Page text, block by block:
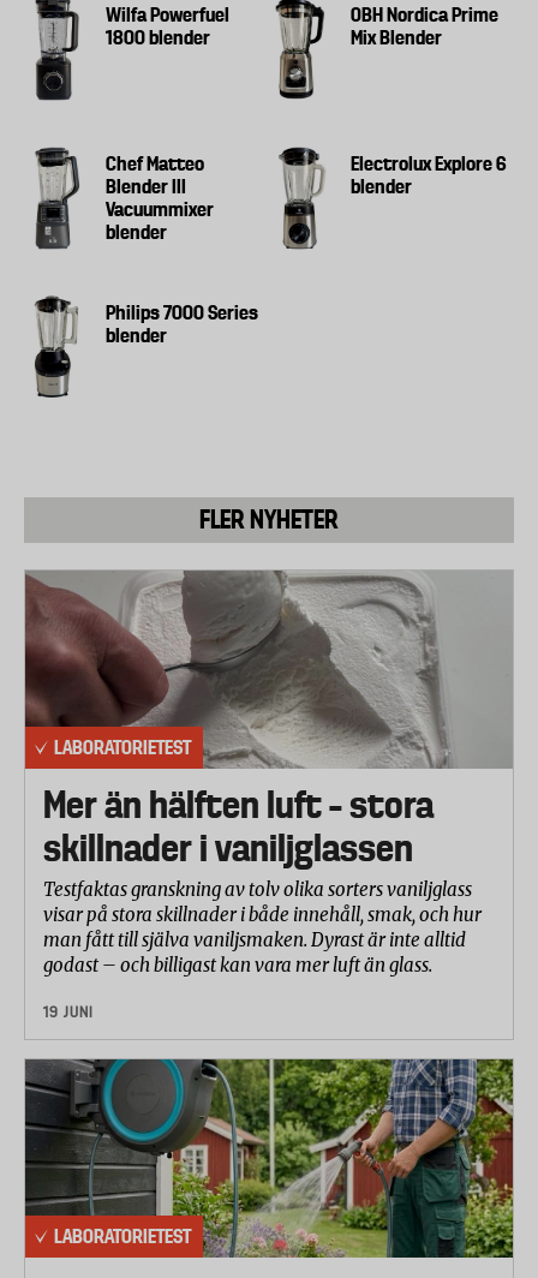
Wilfa Powerfuel
1800 blender
OBH Nordica Prime
Mix Blender
Chef Matteo
Blender III
Vacuummixer
blender
Electrolux Explore 6
blender
Philips 7000 Series
blender
FLER NYHETER
LABORATORIETEST
Mer än hälften luft – stora
skillnader i vaniljglassen
Testfaktas granskning av tolv olika sorters vaniljglass
visar på stora skillnader i både innehåll, smak, och hur
man fått till själva vaniljsmaken. Dyrast är inte alltid
godast – och billigast kan vara mer luft än glass.
19 JUNI
LABORATORIETEST